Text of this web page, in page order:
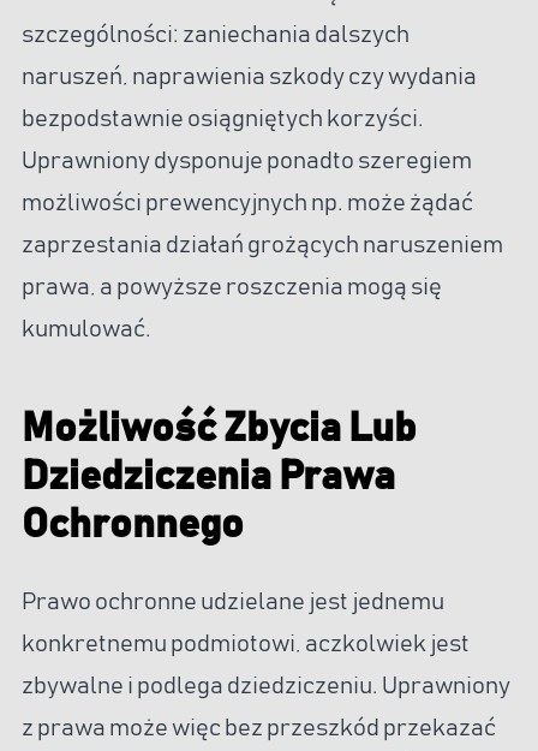
szczególności: zaniechania dalszych
naruszeń, naprawienia szkody czy wydania
bezpodstawnie osiągniętych korzyści.
Uprawniony dysponuje ponadto szeregiem
możliwości prewencyjnych np. może żądać
zaprzestania działań grożących naruszeniem
prawa, a powyższe roszczenia mogą się
kumulować.
Możliwość Zbycia Lub
Dziedziczenia Prawa
Ochronnego
Prawo ochronne udzielane jest jednemu
konkretnemu podmiotowi, aczkolwiek jest
zbywalne i podlega dziedziczeniu. Uprawniony
z prawa może więc bez przeszkód przekazać